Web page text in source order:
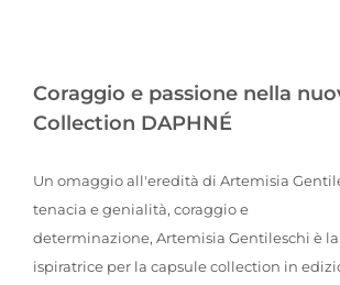
Coraggio e passione nella
Collection DAPHNÉ
Un omaggio all'eredità di Artemisia
tenacia e genialità, coraggio e
determinazione, Artemisia Gentileschi è
ispiratrice per la capsule collection in